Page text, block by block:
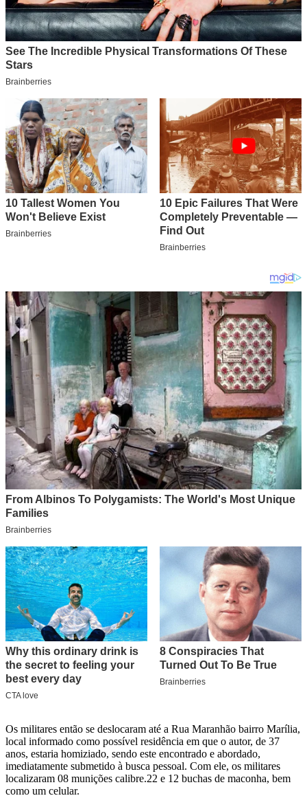
Os militares então se deslocaram até a Rua Maranhão bairro Marília,
local informado como possível residência em que o autor, de 37
anos, estaria homiziado, sendo este encontrado e abordado,
imediatamente submetido à busca pessoal. Com ele, os militares
localizaram 08 munições calibre.22 e 12 buchas de maconha, bem
como um celular.